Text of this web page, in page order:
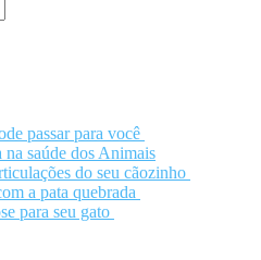
passar para você
saúde dos Animais
do seu cãozinho
a pata quebrada
para seu gato